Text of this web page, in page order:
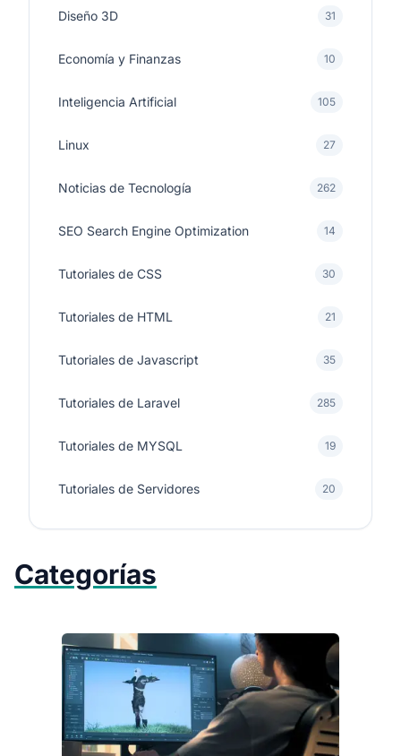
Diseño 3D 31
Economía y Finanzas 10
Inteligencia Artificial 105
Linux 27
Noticias de Tecnología 262
SEO Search Engine Optimization 14
Tutoriales de CSS 30
Tutoriales de HTML 21
Tutoriales de Javascript 35
Tutoriales de Laravel 285
Tutoriales de MYSQL 19
Tutoriales de Servidores 20
Categorías